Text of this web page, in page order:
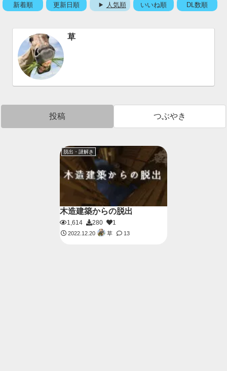
新着順 更新日順 人気順 いいね順 DL数順
草
投稿 つぶやき
脱出・謎解き
木造建築からの脱出
1,614 280 1
2022.12.20 草 13